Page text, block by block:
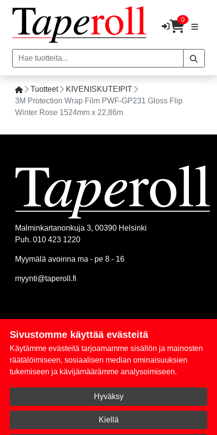
0
Tuotteet
KIVENISKUTEIPIT
3M Protection Wrap Film PWF-GP231 Gloss Flip
Winter Rose 1524mm x 22,86m
Malminkartanonkuja 3, 00390 Helsinki
Puh. 010 423 1220
Myymälä avoinna ma - pe 8 - 16
myynti@taperoll.fi
Linkit
Rekisteriseloste
Toimitus- ja maksuehdot
Kirjaudu sisään
Sivustomme käyttää evästeitä
Käytämme evästeitä tarjoamamme sisällön ja mainosten
räätälöimiseen, sosiaalisen median ominaisuuksien
tukemiseen ja kävijämäärämme analysoimiseen.
Hyväksy
Kiellä